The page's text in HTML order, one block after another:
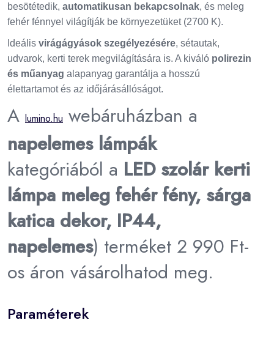
besötétedik, automatikusan bekapcsolnak, és meleg
fehér fénnyel világítják be környezetüket (2700 K).
Ideális virágágyások szegélyezésére, sétautak,
udvarok, kerti terek megvilágítására is. A kiváló polirezin
és műanyag alapanyag garantálja a hosszú
élettartamot és az időjárásállóságot.
A lumino.hu webáruházban a
napelemes lámpák
kategóriából a LED szolár kerti
lámpa meleg fehér fény, sárga
katica dekor, IP44,
napelemes) terméket 2 990 Ft-
os áron vásárolhatod meg.
Paraméterek